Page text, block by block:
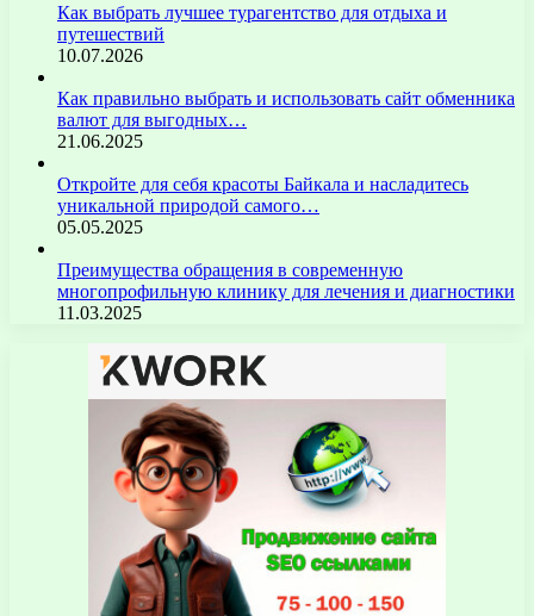
Как выбрать лучшее турагентство для отдыха и
путешествий
10.07.2026
Как правильно выбрать и использовать сайт обменника
валют для выгодных…
21.06.2025
Откройте для себя красоты Байкала и насладитесь
уникальной природой самого…
05.05.2025
Преимущества обращения в современную
многопрофильную клинику для лечения и диагностики
11.03.2025